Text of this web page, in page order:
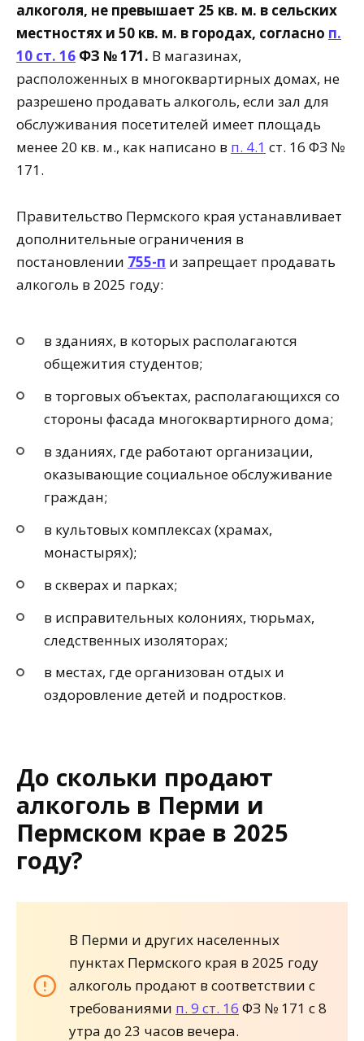
алкоголя, не превышает 25 кв. м. в сельских
местностях и 50 кв. м. в городах, согласно п.
10 ст. 16 ФЗ № 171. В магазинах,
расположенных в многоквартирных домах, не
разрешено продавать алкоголь, если зал для
обслуживания посетителей имеет площадь
менее 20 кв. м., как написано в п. 4.1 ст. 16 ФЗ №
171.
Правительство Пермского края устанавливает
дополнительные ограничения в
постановлении 755-п и запрещает продавать
алкоголь в 2025 году:
в зданиях, в которых располагаются
общежития студентов;
в торговых объектах, располагающихся со
стороны фасада многоквартирного дома;
в зданиях, где работают организации,
оказывающие социальное обслуживание
граждан;
в культовых комплексах (храмах,
монастырях);
в скверах и парках;
в исправительных колониях, тюрьмах,
следственных изоляторах;
в местах, где организован отдых и
оздоровление детей и подростков.
До скольки продают
алкоголь в Перми и
Пермском крае в 2025
году?
В Перми и других населенных
пунктах Пермского края в 2025 году
алкоголь продают в соответствии с
требованиями п. 9 ст. 16 ФЗ № 171 с 8
утра до 23 часов вечера.